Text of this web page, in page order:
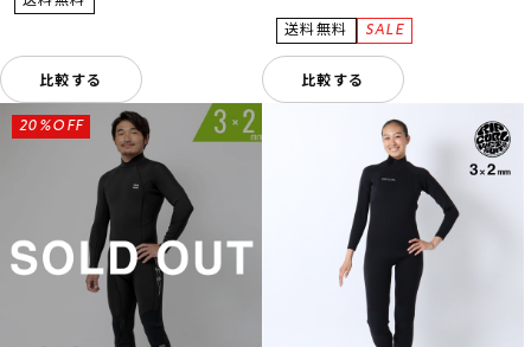
比較する 比較する
20%OFF